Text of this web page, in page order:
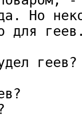
Но
для
геев?